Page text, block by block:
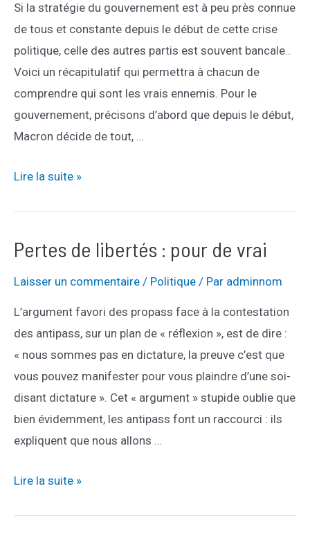
ses
prêts
Si la stratégie du gouvernement est à peu près connue
de tous et constante depuis le début de cette crise
politique, celle des autres partis est souvent bancale..
Voici un récapitulatif qui permettra à chacun de
comprendre qui sont les vrais ennemis. Pour le
gouvernement, précisons d’abord que depuis le début,
Macron décide de tout, …
Stratégies
politiques
face
au
covid
Lire la suite »
Pertes de libertés : pour de vrai
Laisser un commentaire / Politique / Par adminnom
L’argument favori des propass face à la contestation
des antipass, sur un plan de « réflexion », est de dire :
« nous sommes pas en dictature, la preuve c’est que
vous pouvez manifester pour vous plaindre d’une soi-
disant dictature ». Cet « argument » stupide oublie que
bien évidemment, les antipass font un raccourci : ils
expliquent que nous allons …
Pertes
Lire la suite »